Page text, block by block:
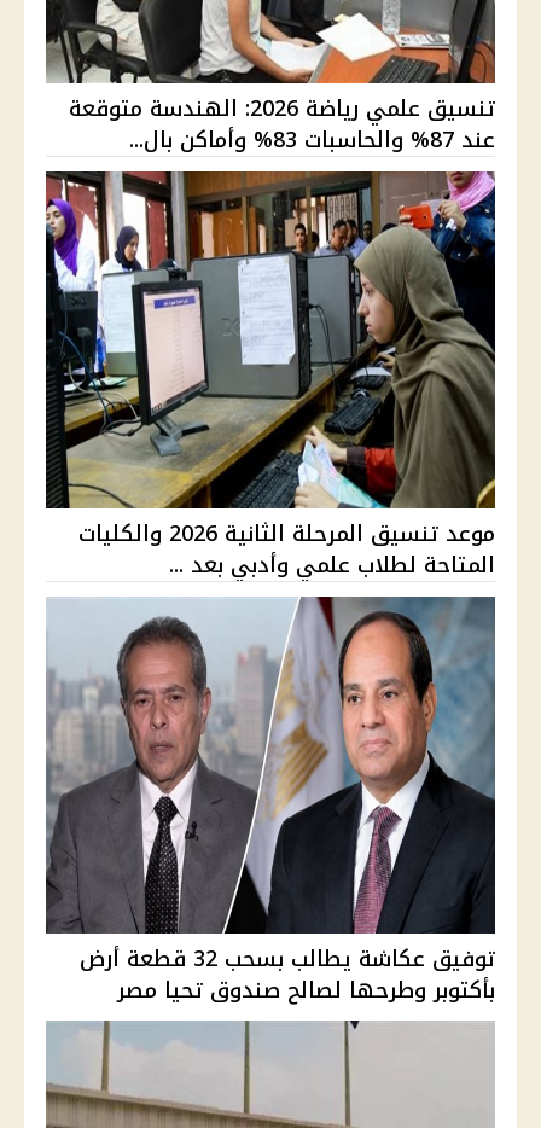
تنسيق علمي رياضة 2026: الهندسة متوقعة
عند 87% والحاسبات 83% وأماكن بال...
موعد تنسيق المرحلة الثانية 2026 والكليات
المتاحة لطلاب علمي وأدبي بعد ...
توفيق عكاشة يطالب بسحب 32 قطعة أرض
بأكتوبر وطرحها لصالح صندوق تحيا مصر